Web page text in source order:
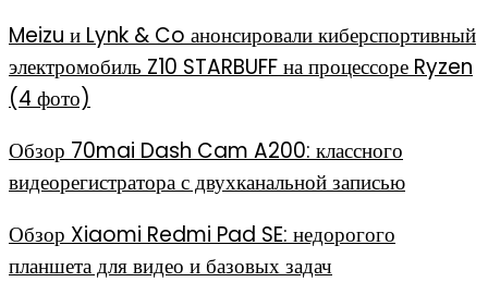
Meizu и Lynk & Co анонсировали киберспортивный
электромобиль Z10 STARBUFF на процессоре Ryzen
(4 фото)
Обзор 70mai Dash Cam A200: классного
видеорегистратора с двухканальной записью
Обзор Xiaomi Redmi Pad SE: недорогого
планшета для видео и базовых задач